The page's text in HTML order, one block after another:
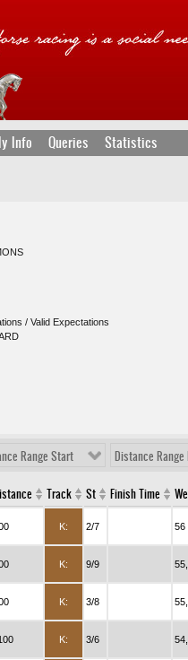
Info Queries Statistics
/ Valid Expectations
Range Start Distance Range
Track St Finish Time
K: 2/7 56
K: 9/9
K: 3/8
K: 3/6